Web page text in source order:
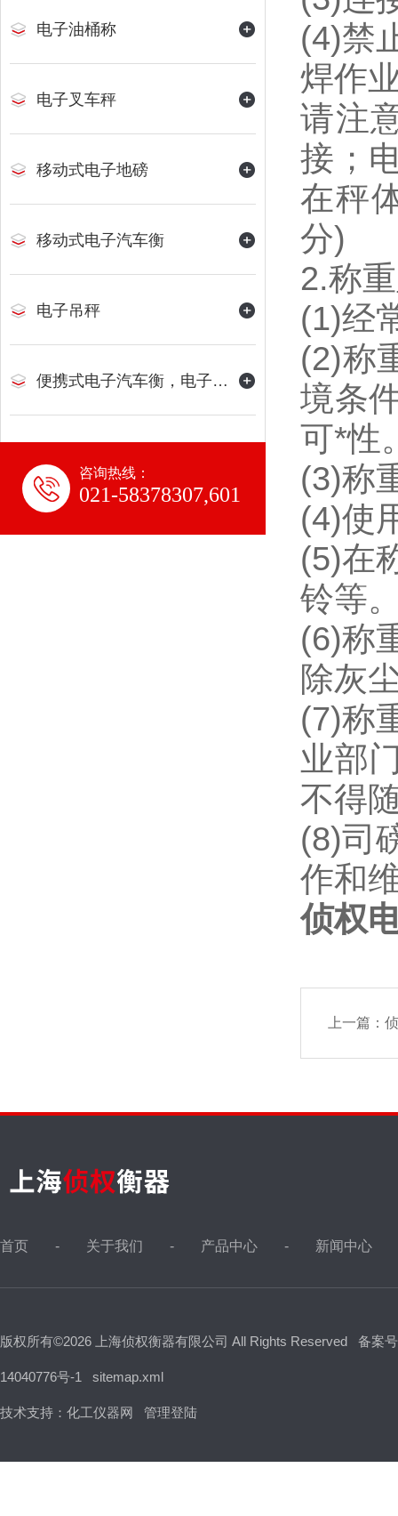
电子油桶称
电子叉车秤
移动式电子地磅
移动式电子汽车衡
电子吊秤
便携式电子汽车衡，电子地磅
咨询热线：
021-58378307,601
(4)禁
焊作
请注
接；
在秤
分)
2.称
(1)经
(2)称
境条
可*性
(3)称
(4)使
(5)在
铃等
(6)称
除灰
(7)称
业部
不得
(8)司
作和
侦权
上一篇： 侦
首页 关于我们 产品中心 新闻中心
版权所有©2026 上海侦权衡器有限公司 All Rights Reserved 备案
14040776号-1 sitemap.xml
技术支持： 化工仪器网 管理登陆